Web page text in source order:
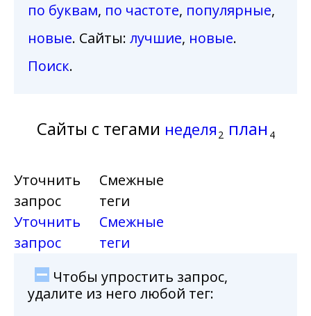
по буквам, по частоте, популярные,
новые. Сайты: лучшие, новые.
Поиск.
Сайты с тегами неделя 2 план 4
Уточнить
запрос
Уточнить
запрос
Смежные
теги
Смежные
теги
Чтобы упростить запрос,
удалите из него любой тег: